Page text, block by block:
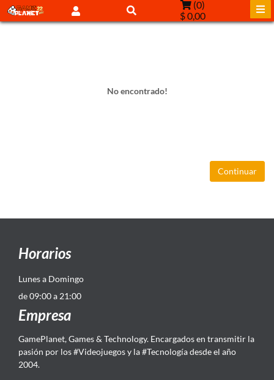
(0)
$ 0,00
No encontrado!
Continuar
Horarios
Lunes a Domingo
de 09:00 a 21:00
Empresa
GamePlanet, Games & Technology. Encargados en transmitir la
pasión por los #Videojuegos y la #Tecnología desde el año
2004.